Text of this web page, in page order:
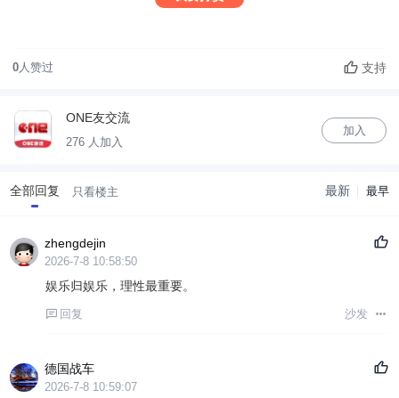
0人赞过 支持
ONE友交流
276 人加入
加入
全部回复 只看楼主 最新 最早
zhengdejin
2026-7-8 10:58:50
娱乐归娱乐，理性最重要。
回复 沙发
德国战车
2026-7-8 10:59:07